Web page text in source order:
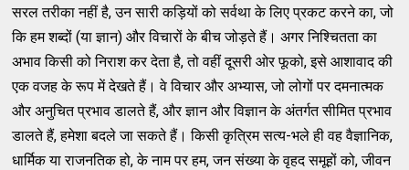
सरल तरीका नहीं है, उन सारी कड़ियों को सर्वथा के लिए प्रकट करने का, जो
कि हम शब्दों (या ज्ञान) और विचारों के बीच जोड़ते हैं। अगर निश्चितता का
अभाव किसी को निराश कर देता है, तो वहीं दूसरी ओर फूको, इसे आशावाद की
एक वजह के रूप में देखते हैं। वे विचार और अभ्यास, जो लोगों पर दमनात्मक
और अनुचित प्रभाव डालते हैं, और ज्ञान और विज्ञान के अंतर्गत सीमित प्रभाव
डालते हैं, हमेशा बदले जा सकते हैं। किसी कृत्रिम सत्य-भले ही वह वैज्ञानिक,
धार्मिक या राजनतिक हो, के नाम पर हम, जन संख्या के वृहद समूहों को, जीवन